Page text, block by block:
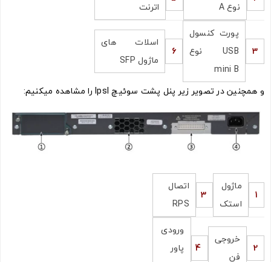
نوع A
اترنت
3
پورت کنسول
USB نوع
mini B
6
اسلات های
ماژول SFP
و همچنین در تصویر زیر پنل پشت سوئیچ lpsl را مشاهده میکنیم:
1
ماژول
استک
3
اتصال
RPS
2
خروجی
فن
4
ورودی
پاور
اشتراک گذاری در شبکه های اجتماعی